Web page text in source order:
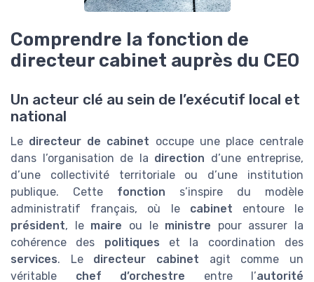
Comprendre la fonction de
directeur cabinet auprès du CEO
Un acteur clé au sein de l’exécutif local et
national
Le directeur de cabinet occupe une place centrale
dans l’organisation de la direction d’une entreprise,
d’une collectivité territoriale ou d’une institution
publique. Cette fonction s’inspire du modèle
administratif français, où le cabinet entoure le
président, le maire ou le ministre pour assurer la
cohérence des politiques et la coordination des
services. Le directeur cabinet agit comme un
véritable chef d’orchestre entre l’autorité